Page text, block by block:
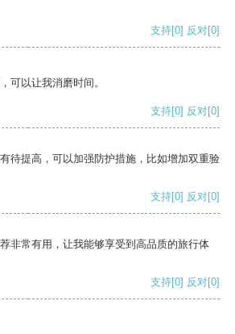
支持[0] 反对[0]
可以让我消磨时间。
支持[0] 反对[0]
待提高，可以加强防护措施，比如增加双重验
支持[0] 反对[0]
非常有用，让我能够享受到高品质的旅行体
支持[0] 反对[0]